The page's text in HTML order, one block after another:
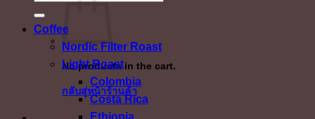
No products in the cart.
กลับสู่หน้าร้านค้า
Coffee
Nordic Filter Roast
Light Roast
Colombia
Costa Rica
Ethiopia